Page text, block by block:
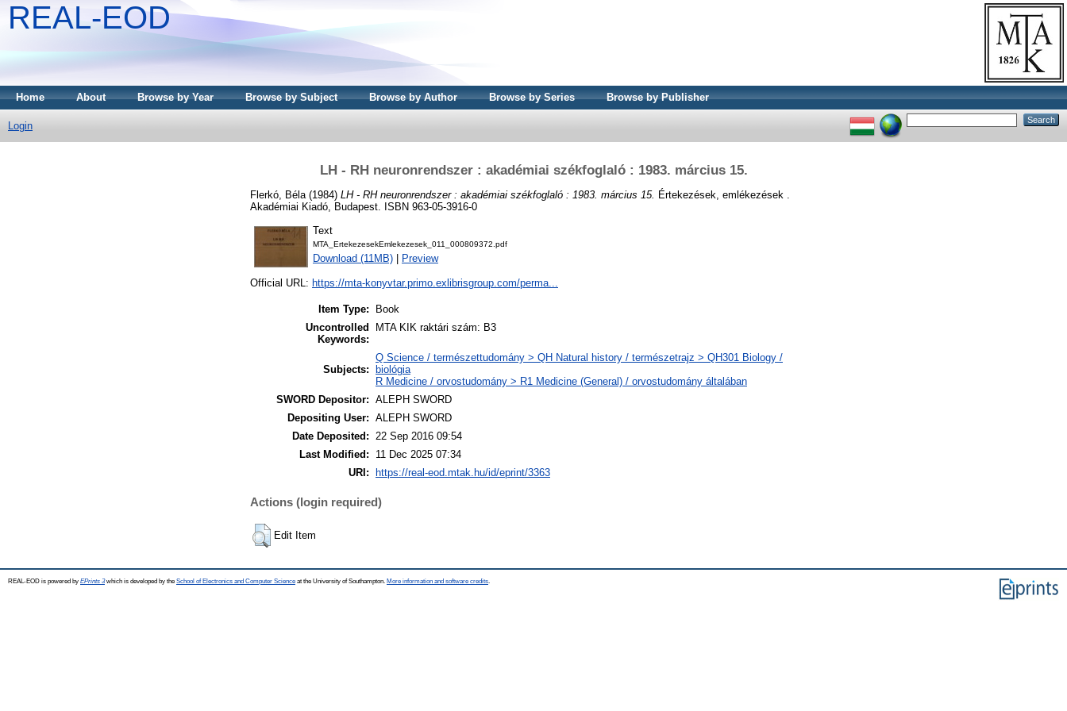
REAL-EOD
Home About Browse by Year Browse by Subject Browse by Author Browse by Series Browse by Publisher
Login
LH - RH neuronrendszer : akadémiai székfoglaló : 1983. március 15.
Flerkó, Béla (1984) LH - RH neuronrendszer : akadémiai székfoglaló : 1983. március 15. Értekezések, emlékezések .
Akadémiai Kiadó, Budapest. ISBN 963-05-3916-0
Text
MTA_ErtekezesekEmlekezesek_011_000809372.pdf
Download (11MB) Preview
Official URL: https://mta-konyvtar.primo.exlibrisgroup.com/perma...
Item Type:
Book
Uncontrolled
Keywords:
MTA KIK raktári szám: B3
Subjects:
Q Science / természettudomány > QH Natural history / természetrajz > QH301 Biology /
biológia
R Medicine / orvostudomány > R1 Medicine (General) / orvostudomány általában
SWORD Depositor: ALEPH SWORD
Depositing User: ALEPH SWORD
Date Deposited: 22 Sep 2016 09:54
Last Modified:
11 Dec 2025 07:34
URI:
https://real-eod.mtak.hu/id/eprint/3363
Actions (login required)
Edit Item
REAL-EOD is powered by EPrints 3which is developed by the School of Electronics and Computer Science at the University of Southampton. More information and software credits